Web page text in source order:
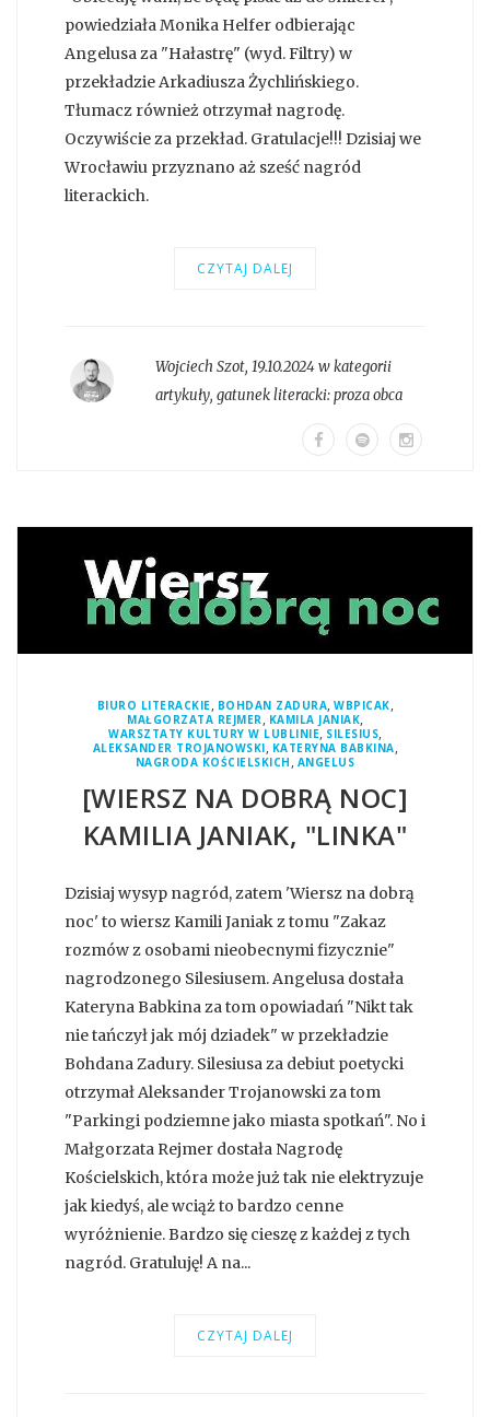
powiedziała Monika Helfer odbierając
Angelusa za "Hałastrę" (wyd. Filtry) w
przekładzie Arkadiusza Żychlińskiego.
Tłumacz również otrzymał nagrodę.
Oczywiście za przekład. Gratulacje!!! Dzisiaj we
Wrocławiu przyznano aż sześć nagród
literackich.
CZYTAJ DALEJ
Wojciech Szot, 19.10.2024 w kategorii
artykuły, gatunek literacki:proza obca
BIURO LITERACKIE, BOHDAN ZADURA, WBPICAK,
MAŁGORZATA REJMER, KAMILA JANIAK,
WARSZTATY KULTURY W LUBLINIE, SILESIUS,
ALEKSANDER TROJANOWSKI, KATERYNA BABKINA,
NAGRODA KOŚCIELSKICH , ANGELUS
[WIERSZ NA DOBRĄ NOC]
KAMILIA JANIAK, "LINKA"
Dzisiaj wysyp nagród, zatem 'Wiersz na dobrą
noc' to wiersz Kamili Janiak z tomu "Zakaz
rozmów z osobami nieobecnymi fizycznie"
nagrodzonego Silesiusem. Angelusa dostała
Kateryna Babkina za tom opowiadań "Nikt tak
nie tańczył jak mój dziadek" w przekładzie
Bohdana Zadury. Silesiusa za debiut poetycki
otrzymał Aleksander Trojanowski za tom
"Parkingi podziemne jako miasta spotkań". No i
Małgorzata Rejmer dostała Nagrodę
Kościelskich, która może już tak nie elektryzuje
jak kiedyś, ale wciąż to bardzo cenne
wyróżnienie. Bardzo się cieszę z każdej z tych
nagród. Gratuluję! A na...
CZYTAJ DALEJ